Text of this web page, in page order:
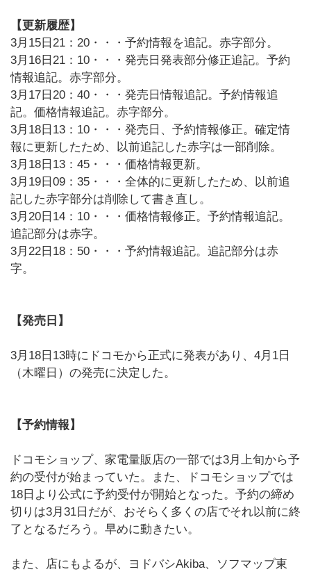
【更新履歴】
3月15日21：20・・・予約情報を追記。赤字部分。
3月16日21：10・・・発売日発表部分修正追記。予約
情報追記。赤字部分。
3月17日20：40・・・発売日情報追記。予約情報追
記。価格情報追記。赤字部分。
3月18日13：10・・・発売日、予約情報修正。確定情
報に更新したため、以前追記した赤字は一部削除。
3月18日13：45・・・価格情報更新。
3月19日09：35・・・全体的に更新したため、以前追
記した赤字部分は削除して書き直し。
3月20日14：10・・・価格情報修正。予約情報追記。
追記部分は赤字。
3月22日18：50・・・予約情報追記。追記部分は赤
字。
【発売日】
3月18日13時にドコモから正式に発表があり、4月1日
（木曜日）の発売に決定した。
【予約情報】
ドコモショップ、家電量販店の一部では3月上旬から予
約の受付が始まっていた。また、ドコモショップでは
18日より公式に予約受付が開始となった。予約の締め
切りは3月31日だが、おそらく多くの店でそれ以前に終
了となるだろう。早めに動きたい。
また、店にもよるが、ヨドバシAkiba、ソフマップ東